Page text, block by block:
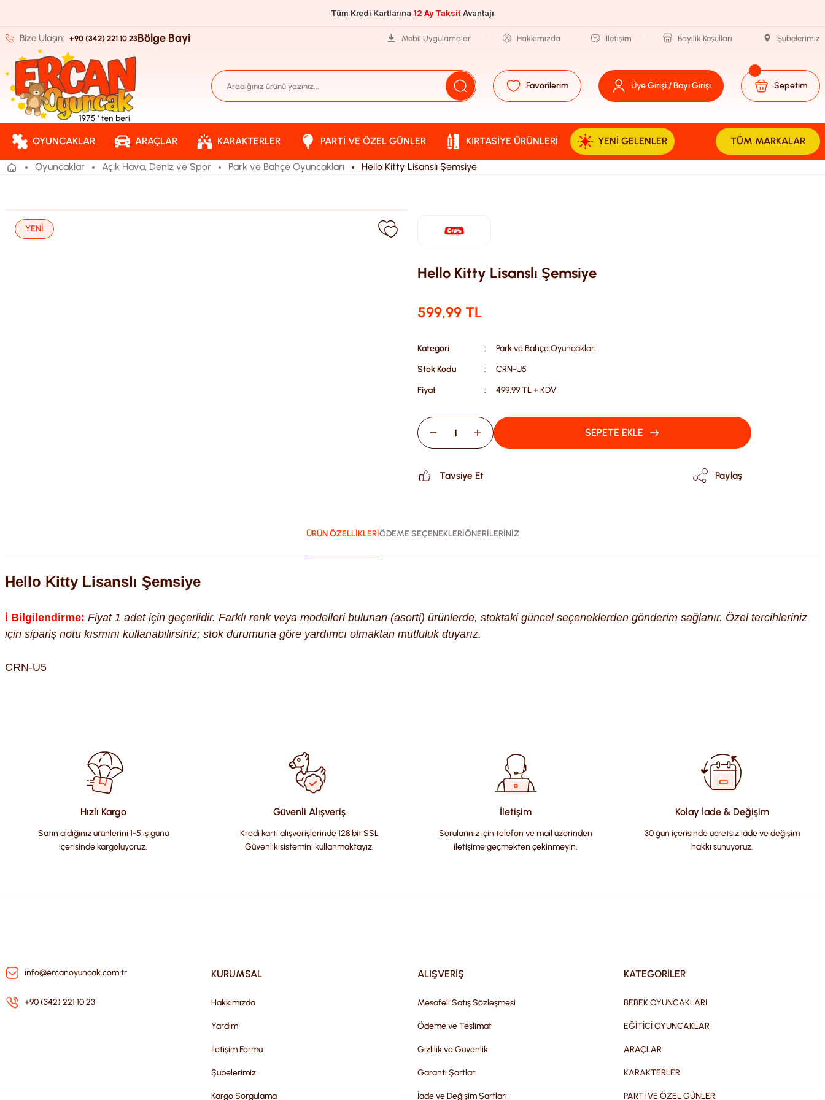
Tüm Kredi Kartlarına 12 Ay TaksitAvantajı
Bize Ulaşın: +90 (342) 221 10 23Bölge Bayi Mobil Uygulamalar Hakkımızda İletişim Bayilik Koşulları Şubelerimiz
Favorilerim Üye Girişi / Bayi Girişi Sepetim
OYUNCAKLAR ARAÇLAR KARAKTERLER PARTI VE ÖZEL GÜNLER KIRTASIYE ÜRÜNLERI YENI GELENLER TÜM MARKALAR
Oyuncaklar Açık Hava, Deniz ve Spor Park ve Bahçe Oyuncakları Hello Kitty Lisanslı Şemsiye
YENİ
Hello Kitty Lisanslı Şemsiye
599,99 TL
Kategori
Park ve Bahçe Oyuncakları
Stok Kodu
CRN-U5
Fiyat
499,99 TL + KDV
SEPETE EKLE
Tavsiye Et Paylaş
ÜRÜN ÖZELLİKLERİÖDEME SEÇENEKLERİÖNERİLERİNİZ
Hello Kitty Lisanslı Şemsiye
ℹ️ Bilgilendirme: Fiyat 1 adet için geçerlidir. Farklı renk veya modelleri bulunan (asorti) ürünlerde, stoktaki güncel seçeneklerden gönderim sağlanır. Özel tercihleriniz
için sipariş notu kısmını kullanabilirsiniz; stok durumuna göre yardımcı olmaktan mutluluk duyarız.
CRN-U5
Ürün resmi kalitesiz, bozuk veya görüntülenemiyor.
Ürün açıklamasında eksik bilgiler bulunuyor.
Ürün bilgilerinde hatalar bulunuyor.
Bu ürüne benzer farklı alternatifler olmalı.
Hızlı Kargo
Satın aldığınız ürünlerini 1-5 iş günü
içerisinde kargoluyoruz.
Güvenli Alışveriş
Kredi kartı alışverişlerinde 128 bit SSL
Güvenlik sistemini kullanmaktayız.
İletişim
Sorularınız için telefon ve mail üzerinden
iletişime geçmekten çekinmeyin.
Kolay İade & Değişim
30 gün içerisinde ücretsiz iade ve değişim
hakkı sunuyoruz.
info@ercanoyuncak.com.tr
+90 (342) 221 10 23
KURUMSAL
Hakkımızda
Yardım
İletişim Formu
Şubelerimiz
Kargo Sorgulama
ALIŞVERİŞ
Mesafeli Satış Sözleşmesi
Ödeme ve Teslimat
Gizlilik ve Güvenlik
Garanti Şartları
İade ve Değişim Şartları
KATEGORİLER
BEBEK OYUNCAKLARI
EĞİTİCİ OYUNCAKLAR
ARAÇLAR
KARAKTERLER
PARTİ VE ÖZEL GÜNLER